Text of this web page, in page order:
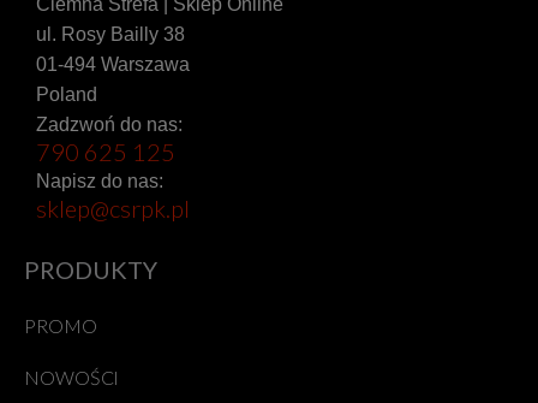
Ciemna Strefa | Sklep Online
ul. Rosy Bailly 38
01-494 Warszawa
Poland
Zadzwoń do nas:
790 625 125
Napisz do nas:
sklep@csrpk.pl
PRODUKTY
PROMO
NOWOŚCI